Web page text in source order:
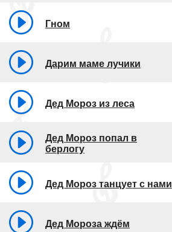
Гном
Дарим маме лучики
Дед Мороз из леса
Дед Мороз попал в
берлогу
Дед Мороз танцует с нами
Дед Мороза ждём